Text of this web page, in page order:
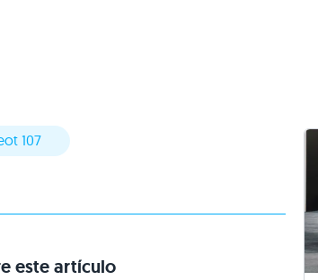
107
este artículo